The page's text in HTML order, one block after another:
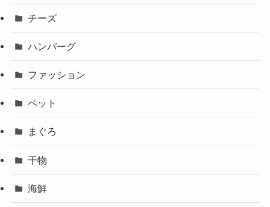
チーズ
ハンバーグ
ファッション
ペット
まぐろ
干物
海鮮